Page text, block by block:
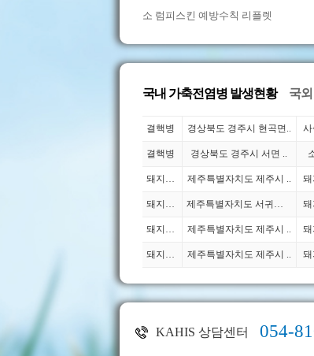
소 럼피스킨 예방수칙 리플렛
국내 가축전염병 발생현황
국내 가축전염병
결핵병 경상북도 경주시 현곡면.. 사
결핵병 경상북도 경주시 서면 ..
돼지생.. 제주특별자치도 제주시 .. 돼
돼지생.. 제주특별자치도 서귀포시.. 돼
돼지생.. 제주특별자치도 제주시 .. 돼
돼지생.. 제주특별자치도 제주시 .. 돼
국
KAHIS 상담센터 054-